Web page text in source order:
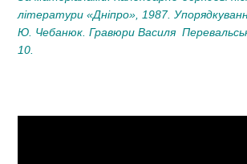
літератури «Дніпро», 1987.
Ю. Чебанюк. Гравюри Василя
10.